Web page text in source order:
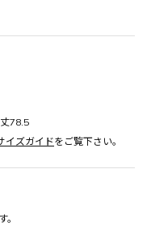
78.5
イズガイドをご覧下さい。